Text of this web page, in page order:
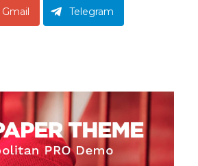
Gmail Telegram